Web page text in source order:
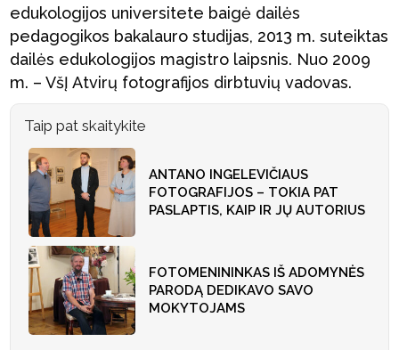
edukologijos universitete baigė dailės
pedagogikos bakalauro studijas, 2013 m. suteiktas
dailės edukologijos magistro laipsnis. Nuo 2009
m. – VšĮ Atvirų fotografijos dirbtuvių vadovas.
Taip pat skaitykite
ANTANO INGELEVIČIAUS
FOTOGRAFIJOS – TOKIA PAT
PASLAPTIS, KAIP IR JŲ AUTORIUS
FOTOMENININKAS IŠ ADOMYNĖS
PARODĄ DEDIKAVO SAVO
MOKYTOJAMS